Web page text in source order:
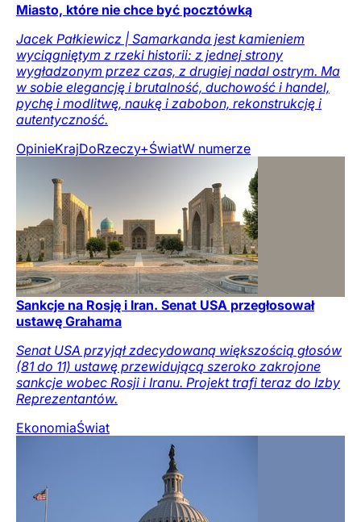
Miasto, które nie chce być pocztówką
Jacek Pałkiewicz | Samarkanda jest kamieniem
wyciągniętym z rzeki historii: z jednej strony
wygładzonym przez czas, z drugiej nadal ostrym. Ma
w sobie elegancję i brutalność, duchowość i handel,
pychę i modlitwę, naukę i zabobon, rekonstrukcję i
autentyczność.
OpinieKrajDoRzeczy+ŚwiatW numerze
Sankcje na Rosję i Iran. Senat USA przegłosował
ustawę Grahama
Senat USA przyjął zdecydowaną większością głosów
(81 do 11) ustawę przewidującą szeroko zakrojone
sankcje wobec Rosji i Iranu. Projekt trafi teraz do Izby
Reprezentantów.
EkonomiaŚwiat